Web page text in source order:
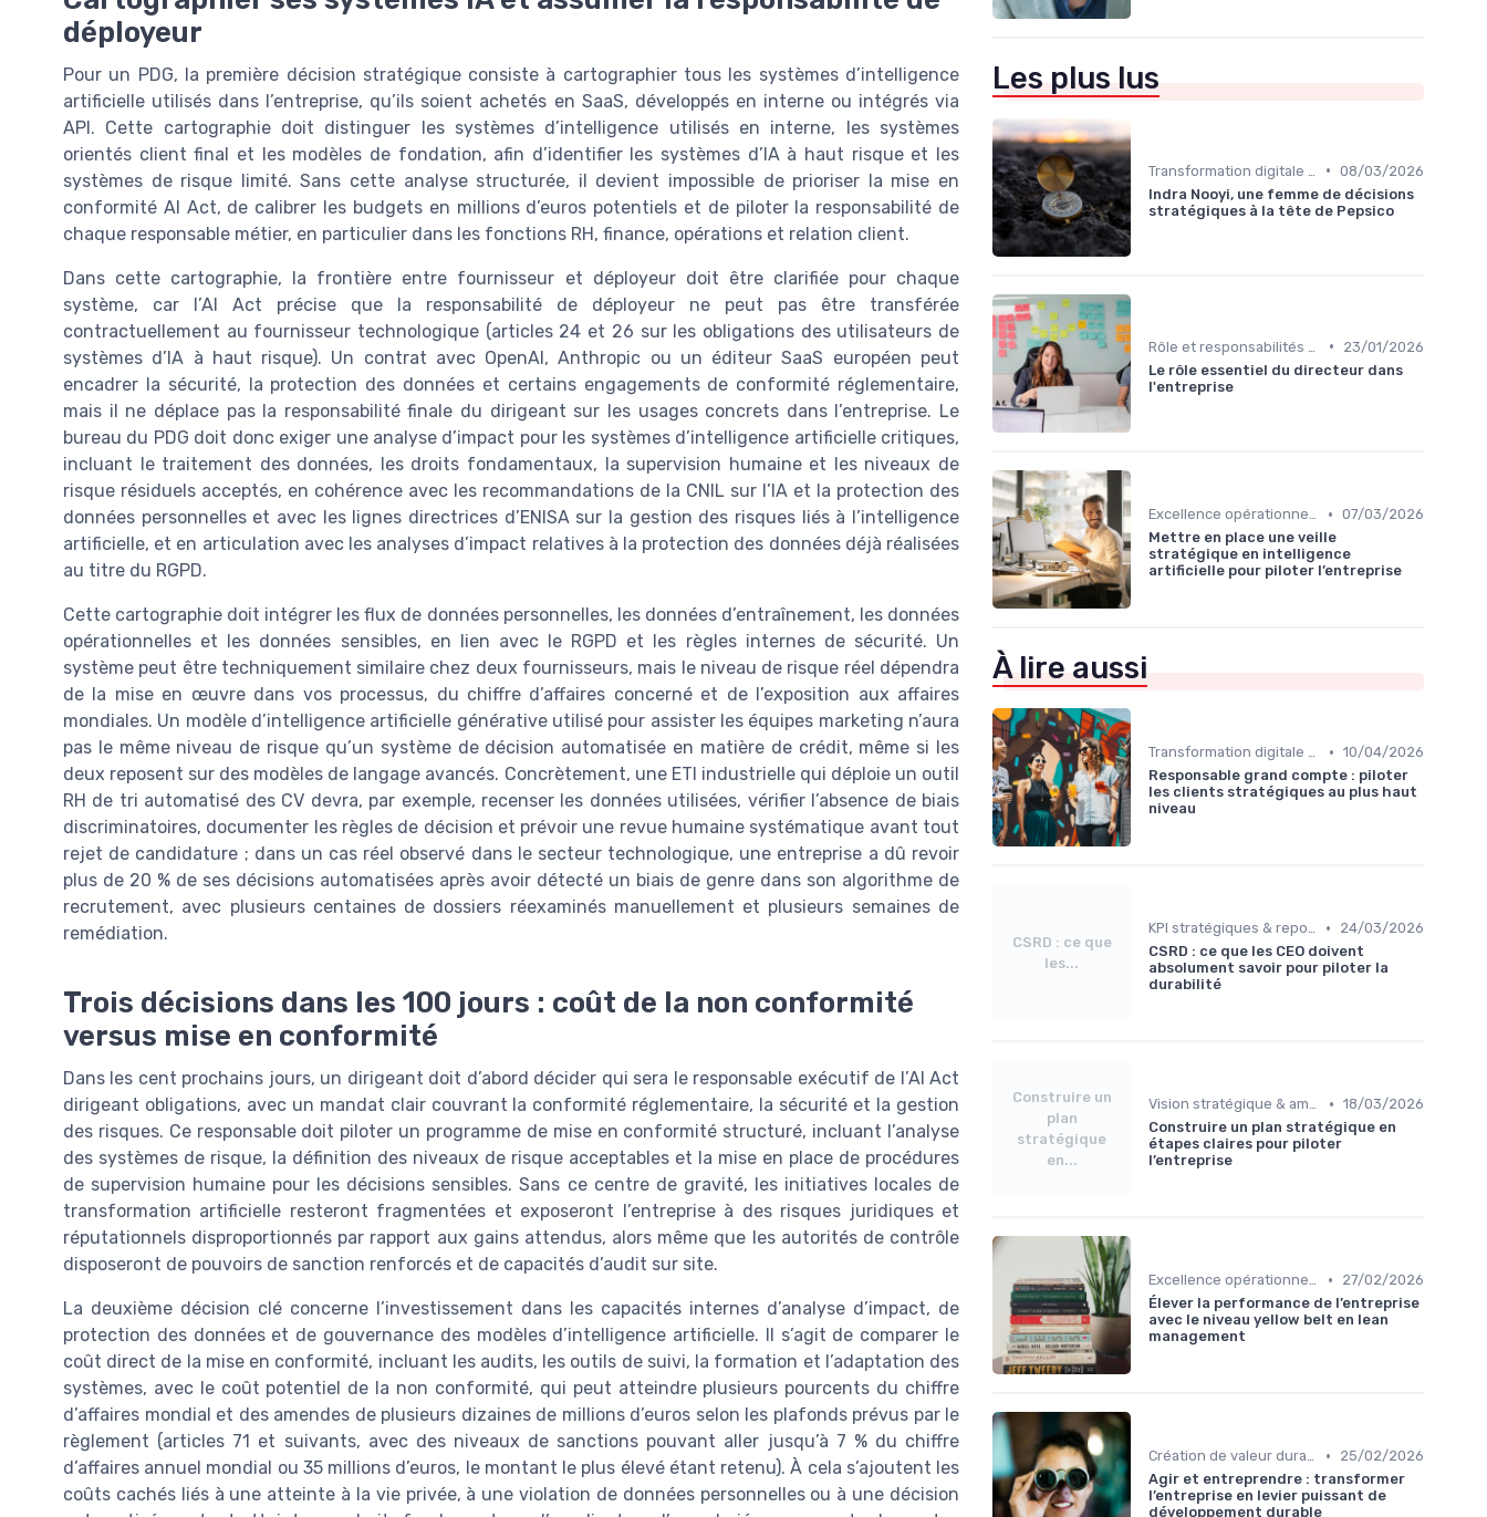
déployeur
Pour un PDG, la première décision stratégique consiste à cartographier tous les systèmes d’intelligence
artificielle utilisés dans l’entreprise, qu’ils soient achetés en SaaS, développés en interne ou intégrés via
API. Cette cartographie doit distinguer les systèmes d’intelligence utilisés en interne, les systèmes
orientés client final et les modèles de fondation, afin d’identifier les systèmes d’IA à haut risque et les
systèmes de risque limité. Sans cette analyse structurée, il devient impossible de prioriser la mise en
conformité AI Act, de calibrer les budgets en millions d’euros potentiels et de piloter la responsabilité de
chaque responsable métier, en particulier dans les fonctions RH, finance, opérations et relation client.
Dans cette cartographie, la frontière entre fournisseur et déployeur doit être clarifiée pour chaque
système, car l’AI Act précise que la responsabilité de déployeur ne peut pas être transférée
contractuellement au fournisseur technologique (articles 24 et 26 sur les obligations des utilisateurs de
systèmes d’IA à haut risque). Un contrat avec OpenAI, Anthropic ou un éditeur SaaS européen peut
encadrer la sécurité, la protection des données et certains engagements de conformité réglementaire,
mais il ne déplace pas la responsabilité finale du dirigeant sur les usages concrets dans l’entreprise. Le
bureau du PDG doit donc exiger une analyse d’impact pour les systèmes d’intelligence artificielle critiques,
incluant le traitement des données, les droits fondamentaux, la supervision humaine et les niveaux de
risque résiduels acceptés, en cohérence avec les recommandations de la CNIL sur l’IA et la protection des
données personnelles et avec les lignes directrices d’ENISA sur la gestion des risques liés à l’intelligence
artificielle, et en articulation avec les analyses d’impact relatives à la protection des données déjà réalisées
au titre du RGPD.
Cette cartographie doit intégrer les flux de données personnelles, les données d’entraînement, les données
opérationnelles et les données sensibles, en lien avec le RGPD et les règles internes de sécurité. Un
système peut être techniquement similaire chez deux fournisseurs, mais le niveau de risque réel dépendra
de la mise en œuvre dans vos processus, du chiffre d’affaires concerné et de l’exposition aux affaires
mondiales. Un modèle d’intelligence artificielle générative utilisé pour assister les équipes marketing n’aura
pas le même niveau de risque qu’un système de décision automatisée en matière de crédit, même si les
deux reposent sur des modèles de langage avancés. Concrètement, une ETI industrielle qui déploie un outil
RH de tri automatisé des CV devra, par exemple, recenser les données utilisées, vérifier l’absence de biais
discriminatoires, documenter les règles de décision et prévoir une revue humaine systématique avant tout
rejet de candidature ; dans un cas réel observé dans le secteur technologique, une entreprise a dû revoir
plus de 20 % de ses décisions automatisées après avoir détecté un biais de genre dans son algorithme de
recrutement, avec plusieurs centaines de dossiers réexaminés manuellement et plusieurs semaines de
remédiation.
Trois décisions dans les 100 jours : coût de la non conformité
versus mise en conformité
Dans les cent prochains jours, un dirigeant doit d’abord décider qui sera le responsable exécutif de l’AI Act
dirigeant obligations, avec un mandat clair couvrant la conformité réglementaire, la sécurité et la gestion
des risques. Ce responsable doit piloter un programme de mise en conformité structuré, incluant l’analyse
des systèmes de risque, la définition des niveaux de risque acceptables et la mise en place de procédures
de supervision humaine pour les décisions sensibles. Sans ce centre de gravité, les initiatives locales de
transformation artificielle resteront fragmentées et exposeront l’entreprise à des risques juridiques et
réputationnels disproportionnés par rapport aux gains attendus, alors même que les autorités de contrôle
disposeront de pouvoirs de sanction renforcés et de capacités d’audit sur site.
La deuxième décision clé concerne l’investissement dans les capacités internes d’analyse d’impact, de
protection des données et de gouvernance des modèles d’intelligence artificielle. Il s’agit de comparer le
coût direct de la mise en conformité, incluant les audits, les outils de suivi, la formation et l’adaptation des
systèmes, avec le coût potentiel de la non conformité, qui peut atteindre plusieurs pourcents du chiffre
d’affaires mondial et des amendes de plusieurs dizaines de millions d’euros selon les plafonds prévus par le
règlement (articles 71 et suivants, avec des niveaux de sanctions pouvant aller jusqu’à 7 % du chiffre
d’affaires annuel mondial ou 35 millions d’euros, le montant le plus élevé étant retenu). À cela s’ajoutent les
coûts cachés liés à une atteinte à la vie privée, à une violation de données personnelles ou à une décision
Les plus lus
• 08/03/2026
Indra Nooyi, une femme de décisions
stratégiques à la tête de Pepsico
•
23/01/2026
Le rôle essentiel du directeur dans
l'entreprise
Excellence opérationnelle • 07/03/2026
Mettre en place une veille
stratégique en intelligence
artificielle pour piloter l’entreprise
À lire aussi
Transformation digitale de l’entreprise • 10/04/2026
Responsable grand compte : piloter
les clients stratégiques au plus haut
niveau
CSRD : ce que
les...
KPI stratégiques & reporting exécutif •
24/03/2026
CSRD : ce que les CEO doivent
absolument savoir pour piloter la
durabilité
Construire un
plan
stratégique
en...
Vision stratégique & ambition long terme • 18/03/2026
Construire un plan stratégique en
étapes claires pour piloter
l’entreprise
Excellence opérationnelle •
27/02/2026
Élever la performance de l’entreprise
avec le niveau yellow belt en lean
management
Création de valeur durable •
25/02/2026
Agir et entreprendre : transformer
l’entreprise en levier puissant de
développement durable